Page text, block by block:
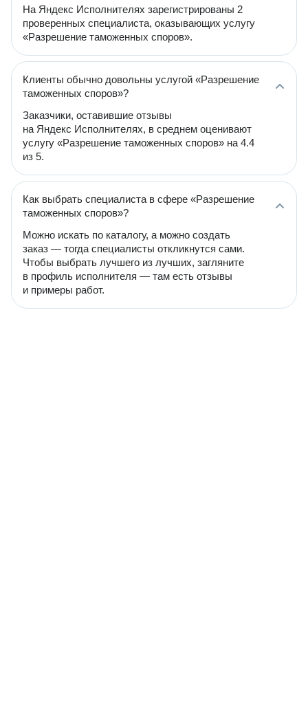
На Яндекс Исполнителях зарегистрированы 2
проверенных специалиста, оказывающих услугу
«Разрешение таможенных споров».
Клиенты обычно довольны услугой «Разрешение
таможенных споров»?
Заказчики, оставившие отзывы
на Яндекс Исполнителях, в среднем оценивают
услугу «Разрешение таможенных споров» на 4.4
из 5.
Как выбрать специалиста в сфере «Разрешение
таможенных споров»?
Можно искать по каталогу, а можно создать
заказ — тогда специалисты откликнутся сами.
Чтобы выбрать лучшего из лучших, загляните
в профиль исполнителя — там есть отзывы
и примеры работ.